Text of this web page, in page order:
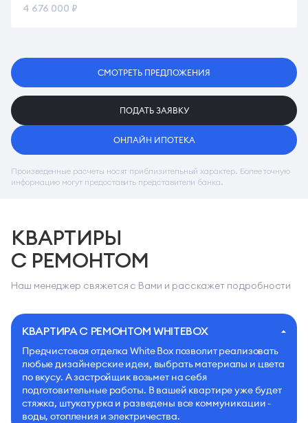
СМОТРЕТЬ ПРЕДЛОЖЕНИЯ
ПОДАТЬ ЗАЯВКУ
ОНЛАЙН ИПОТЕКА
Произведенные расчеты носят приблизительный характер. Более точную
информацию могут предоставить представители банка.
КВАРТИРЫ
С РЕМОНТОМ
Наш менеджер свяжется с Вами и расскажет подробности
КВАРТИРА С РЕМОНТОМ WHITEBOX
Предчистовая отделка White Box позволит реализовать
любые дизайнерские идеи, выбрать материалы и цвета
по вкусу. А застройщик возьмет на себя
подготовительные работы. В вашей квартире уже будет
стяжка, штукатурка и разведены все коммуникации -
воды, отопления и электричества.